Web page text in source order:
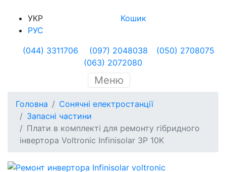
УКР
РУС
Кошик
(044) 3311706 (097) 2048038
(050) 2708075
(063) 2072080
Меню
Головна
Сонячні електростанції
Запасні частини
Плати в комплекті для ремонту гібридного
інвертора Voltronic Infinisolar 3Р 10K